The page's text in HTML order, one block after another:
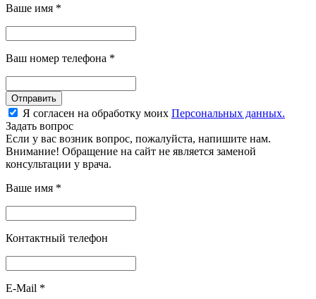
Ваше имя *
Ваш номер телефона *
Отправить
Я согласен на обработку моих Персональных данных.
Задать вопрос
Если у вас возник вопрос, пожалуйста, напишите нам.
Внимание! Обращение на сайт не является заменой
консультации у врача.
Ваше имя *
Контактный телефон
E-Mail *